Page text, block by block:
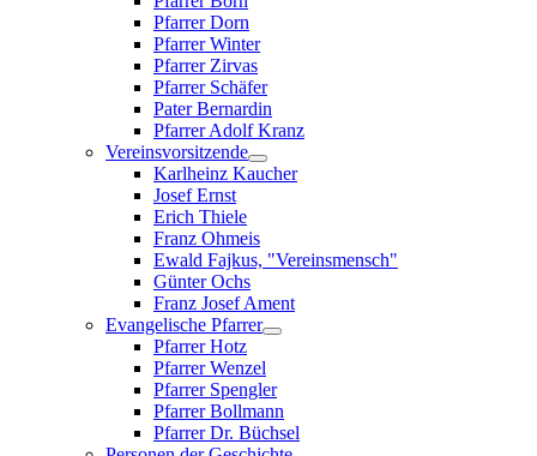
Pfarrer Dorn
Pfarrer Winter
Pfarrer Zirvas
Pfarrer Schäfer
Pater Bernardin
Pfarrer Adolf Kranz
Vereinsvorsitzende
Karlheinz Kaucher
Josef Ernst
Erich Thiele
Franz Ohmeis
Ewald Fajkus, "Vereinsmensch"
Günter Ochs
Franz Josef Ament
Evangelische Pfarrer
Pfarrer Hotz
Pfarrer Wenzel
Pfarrer Spengler
Pfarrer Bollmann
Pfarrer Dr. Büchsel